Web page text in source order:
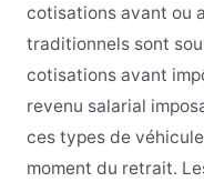
cotisations avant ou
traditionnels sont
cotisations avant
revenu salarial
ces types de
moment du retrait.